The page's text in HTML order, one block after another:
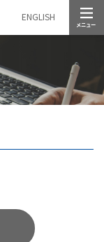
ENGLISH